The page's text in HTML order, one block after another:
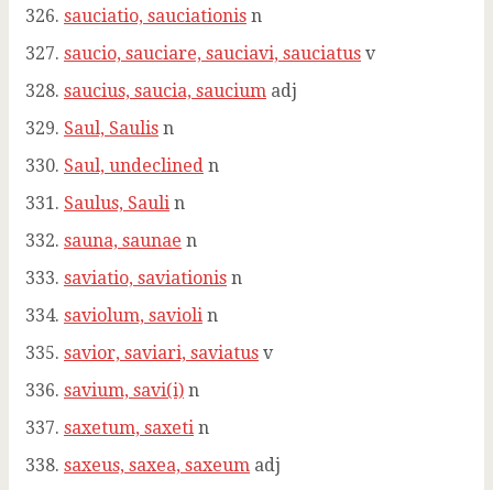
sauciatio, sauciationis n
saucio, sauciare, sauciavi, sauciatus v
saucius, saucia, saucium adj
Saul, Saulis n
Saul, undeclined n
Saulus, Sauli n
sauna, saunae n
saviatio, saviationis n
saviolum, savioli n
savior, saviari, saviatus v
savium, savi(i) n
saxetum, saxeti n
saxeus, saxea, saxeum adj